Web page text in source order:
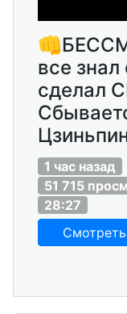
все
сделал
1 час назад
51 715
28:27
Смотреть